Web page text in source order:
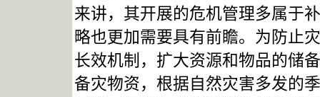
来讲，其开展的危机管理多属于
略也更加需要具有前瞻。为防止
长效机制，扩大资源和物品的储
备灾物资，根据自然灾害多发的